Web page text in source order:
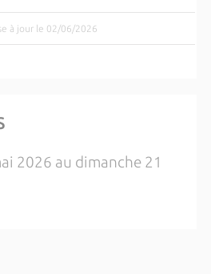
à jour le 02/06/2026
2026 au dimanche 21